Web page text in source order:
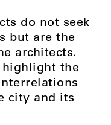
do not seek
but are the
architects.
the
city and its